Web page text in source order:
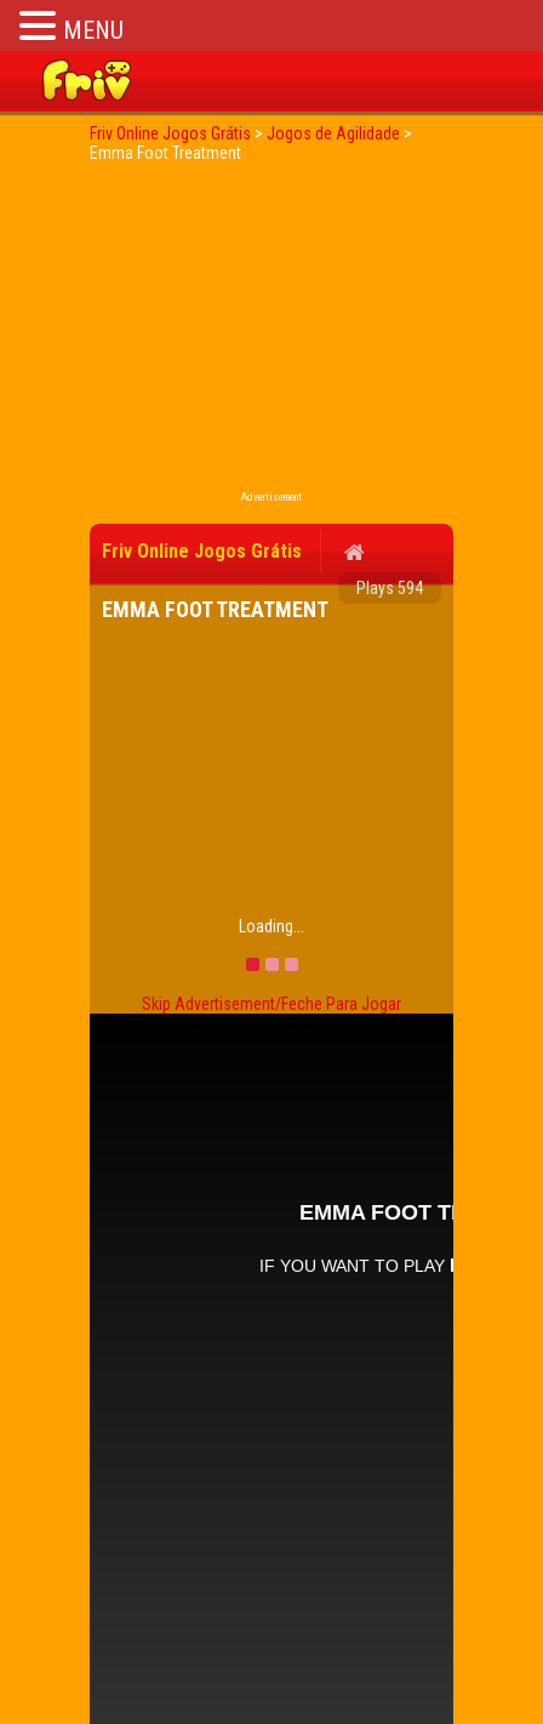
Friv Online Jogos Grátis > Jogos de Agilidade >
Emma Foot Treatment
Advertisement
Friv Online Jogos Grátis
Plays 594
EMMA FOOT TREATMENT
Loading...
Skip Advertisement/Feche Para Jogar
MENU